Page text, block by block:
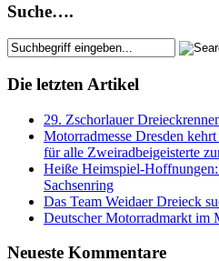
Suche….
Die letzten Artikel
29. Zschorlauer
Motorradmesse Dresden
für alle Zweiradbeigeisterte
Heiße Heimspiel-
Sachsenring
Das Team Weidaer Dreieck
Deutscher Motorradmarkt im
Neueste Kommentare